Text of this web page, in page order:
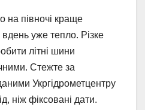
на півночі краще
уже тепло. Різке
літні шини
Стежте за
Укргідрометцентру
ніж фіксовані дати.